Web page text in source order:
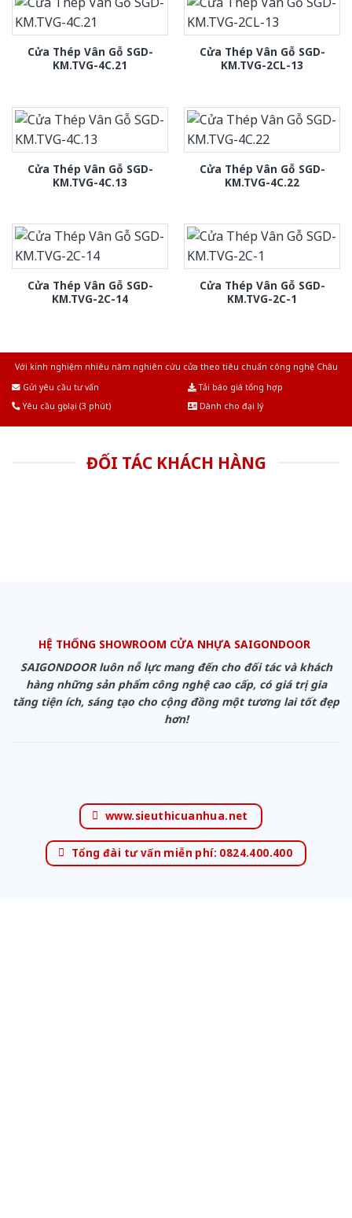
Cửa Thép Vân Gỗ SGD-
KM.TVG-4C.21
Cửa Thép Vân Gỗ SGD-
KM.TVG-2CL-13
Cửa Thép Vân Gỗ SGD-
KM.TVG-4C.13
Cửa Thép Vân Gỗ SGD-
KM.TVG-4C.22
Cửa Thép Vân Gỗ SGD-
KM.TVG-2C-14
Cửa Thép Vân Gỗ SGD-
KM.TVG-2C-1
Với kinh nghiệm nhiêu năm nghiên cứu cửa theo tiêu chuẩn công nghệ Châu
Gửi yêu cầu tư vấn
Tải báo giá tổng hợp
Yêu cầu gọi lại (3 phút)
Dành cho đại lý
ĐỐI TÁC KHÁCH HÀNG
HỆ THỐNG SHOWROOM CỬA NHỰA SAIGONDOOR
SAIGONDOOR luôn nỗ lực mang đến cho đối tác và khách
hàng những sản phẩm công nghệ cao cấp, có giá trị gia
tăng tiện ích, sáng tạo cho cộng đồng một tương lai tốt đẹp
hơn!
www.sieuthicuanhua.net
Tổng đài tư vấn miễn phí: 0824.400.400